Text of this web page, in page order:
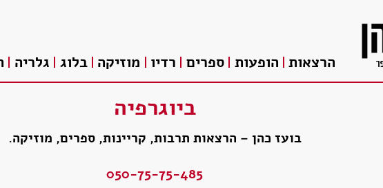
הרצאות הופעות ספרים רדיו מוזיקה בלוג גלריה
ביוגרפיה
בועז כהן – הרצאות תרבות, קריינות, ספרים, מוזיקה.
050-75-75-485